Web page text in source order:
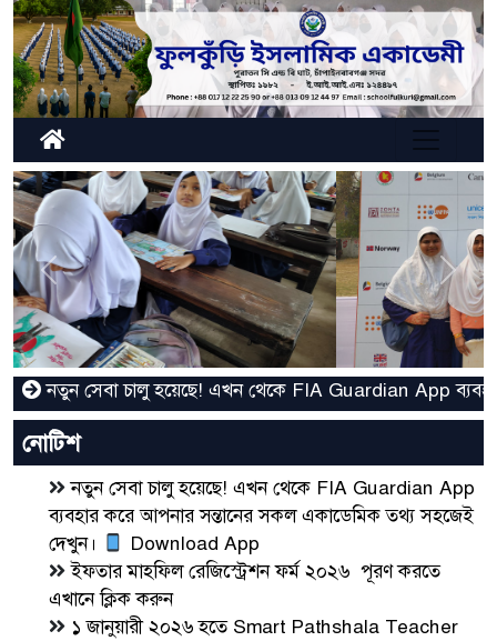
Previous Next
সেবা চালু হয়েছে! এখন থেকে FIA Guardian App ব্যবহার
নোটিশ
নতুন সেবা চালু হয়েছে! এখন থেকে FIA Guardian App
ব্যবহার করে আপনার সন্তানের সকল একাডেমিক তথ্য সহজেই
দেখুন।
Download App
ইফতার মাহফিল রেজিস্ট্রেশন ফর্ম ২০২৬ পূরণ করতে
এখানে ক্লিক করুন
১ জানুয়ারী ২০২৬ হতে Smart Pathshala Teacher